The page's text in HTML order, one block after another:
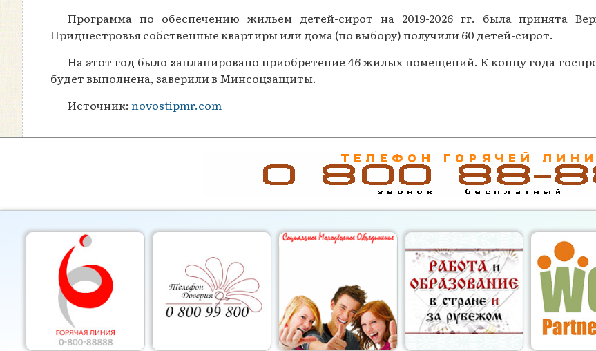
Программа по обеспечению жильем детей-сирот на 2019-2026 гг. была принята
Приднестровья собственные квартиры или дома (по выбору) получили 60 детей-сирот.
На этот год было запланировано приобретение 46 жилых помещений. К концу года
будет выполнена, заверили в Минсоцзащиты.
Источник: novostipmr.com